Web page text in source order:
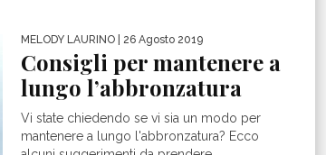
MELODY LAURINO | 26 Agosto 2019
Consigli per mantenere a
lungo l’abbronzatura
Vi state chiedendo se vi sia un modo per
mantenere a lungo l'abbronzatura? Ecco